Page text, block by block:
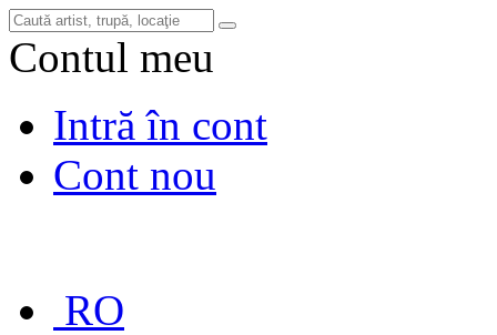
Contul meu
Intră în cont
Cont nou
RO